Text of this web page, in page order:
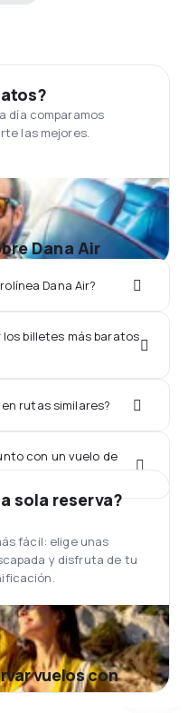
día comparamos
las mejores.
Dana Air
Dana Air?
billetes más baratos
rutas similares?
con un vuelo de
sola reserva?
fácil: elige unas
y disfruta de tu
vuelos con